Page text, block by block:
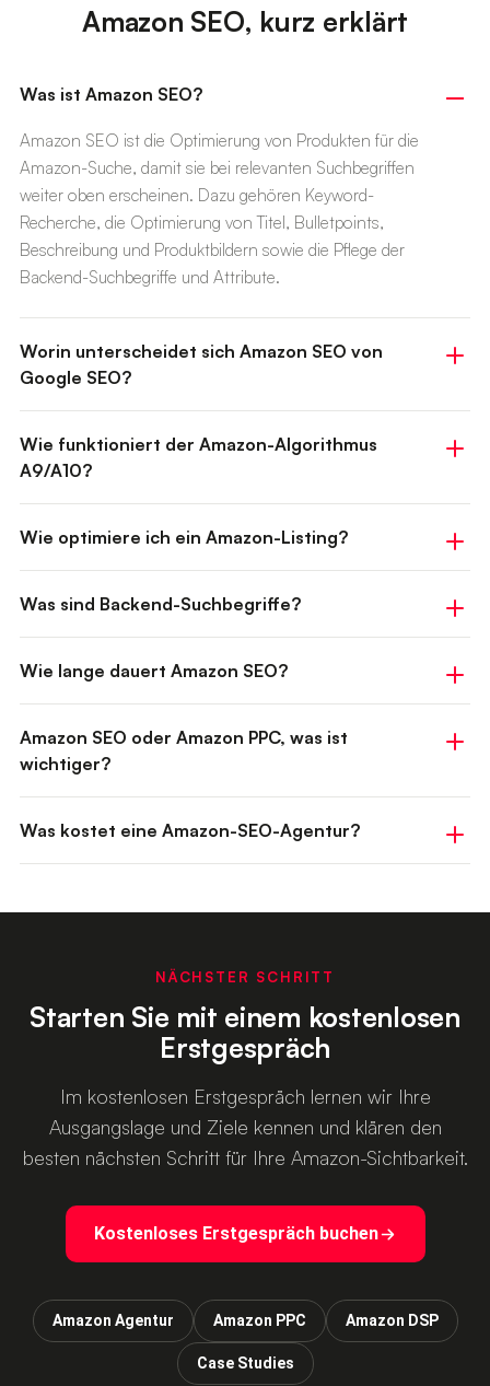
Amazon SEO, kurz erklärt
Was ist Amazon SEO?
Amazon SEO ist die Optimierung von Produkten für die
Amazon-Suche, damit sie bei relevanten Suchbegriffen
weiter oben erscheinen. Dazu gehören Keyword-
Recherche, die Optimierung von Titel, Bulletpoints,
Beschreibung und Produktbildern sowie die Pflege der
Backend-Suchbegriffe und Attribute.
Worin unterscheidet sich Amazon SEO von
Google SEO?
Wie funktioniert der Amazon-Algorithmus
A9/A10?
Wie optimiere ich ein Amazon-Listing?
Was sind Backend-Suchbegriffe?
Wie lange dauert Amazon SEO?
Amazon SEO oder Amazon PPC, was ist
wichtiger?
Was kostet eine Amazon-SEO-Agentur?
NÄCHSTER SCHRITT
Starten Sie mit einem kostenlosen
Erstgespräch
Im kostenlosen Erstgespräch lernen wir Ihre
Ausgangslage und Ziele kennen und klären den
besten nächsten Schritt für Ihre Amazon-Sichtbarkeit.
Kostenloses Erstgespräch buchen
Amazon Agentur Amazon PPC Amazon DSP
Case Studies